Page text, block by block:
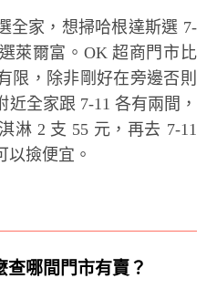
全家，想掃哈根達斯選 7-
萊爾富。OK 超商門市比
限，除非剛好在旁邊否則
全家跟 7-11 各有兩間，
淋 2 支 55 元，再去 7-11
以撿便宜。
查哪間門市有賣？